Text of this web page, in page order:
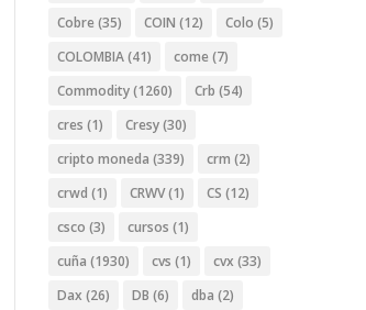
Cobre (35) COIN (12) Colo (5)
COLOMBIA(41) come (7)
Commodity(1260) Crb (54)
cres (1) Cresy(30)
cripto moneda (339) crm (2)
crwd (1) CRWV(1) CS (12)
csco (3) cursos (1)
cuña (1930) cvs (1) cvx (33)
Dax (26) DB (6) dba (2)